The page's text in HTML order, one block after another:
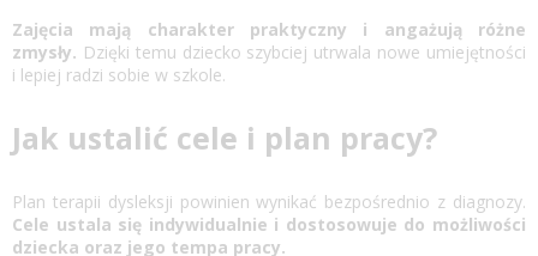
Zajęcia mają charakter praktyczny i angażują różne
zmysły. Dzięki temu dziecko szybciej utrwala nowe umiejętności
i lepiej radzi sobie w szkole.
Jak ustalić cele i plan pracy?
Plan terapii dysleksji powinien wynikać bezpośrednio z diagnozy.
Cele ustala się indywidualnie i dostosowuje do możliwości
dziecka oraz jego tempa pracy.